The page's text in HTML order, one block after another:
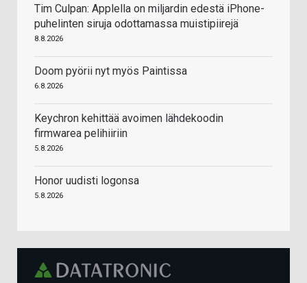
Tim Culpan: Applella on miljardin edestä iPhone-
puhelinten siruja odottamassa muistipiirejä
8.8.2026
Doom pyörii nyt myös Paintissa
6.8.2026
Keychron kehittää avoimen lähdekoodin
firmwarea pelihiiriin
5.8.2026
Honor uudisti logonsa
5.8.2026